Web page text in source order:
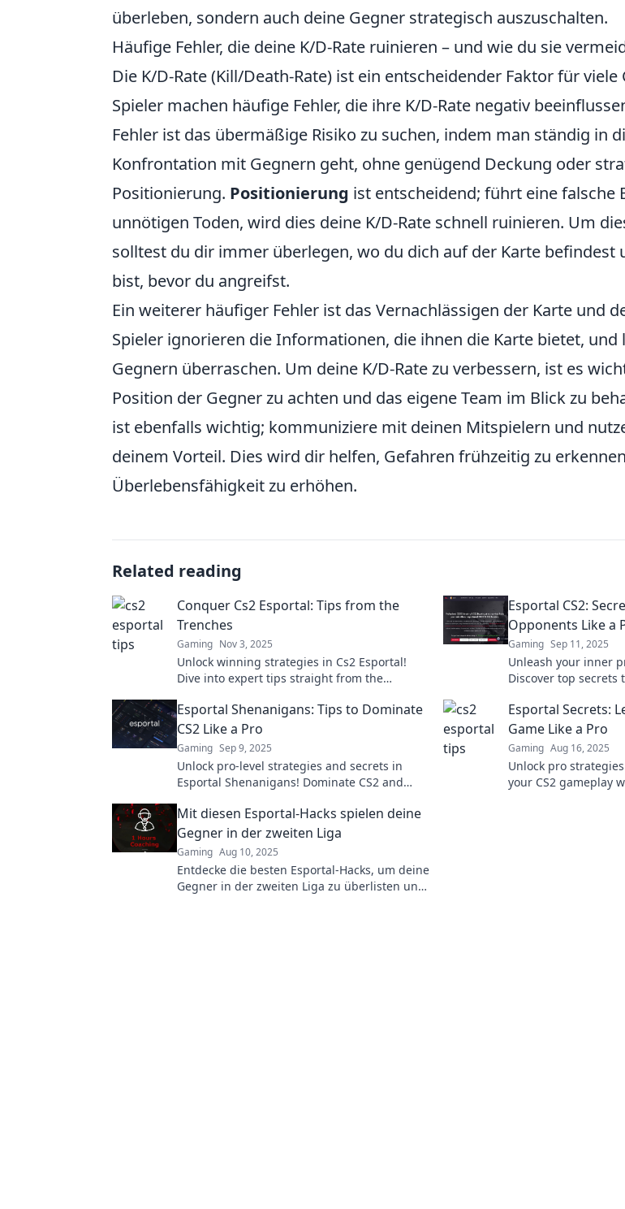
überleben, sondern auch deine Gegner strategisch auszuschalten.
Häufige Fehler, die deine K/D-Rate ruinieren – und wie du sie
Die K/D-Rate (Kill/Death-Rate) ist ein entscheidender Faktor für viele
Spieler machen häufige Fehler, die ihre K/D-Rate negativ
Fehler ist das übermäßige Risiko zu suchen, indem man ständig in
Konfrontation mit Gegnern geht, ohne genügend Deckung oder
Positionierung. Positionierung ist entscheidend; führt eine falsche
unnötigen Toden, wird dies deine K/D-Rate schnell ruinieren. Um
solltest du dir immer überlegen, wo du dich auf der Karte befindest
bist, bevor du angreifst.
Ein weiterer häufiger Fehler ist das Vernachlässigen der Karte und
Spieler ignorieren die Informationen, die ihnen die Karte bietet, und
Gegnern überraschen. Um deine K/D-Rate zu verbessern, ist es
Position der Gegner zu achten und das eigene Team im Blick zu
ist ebenfalls wichtig; kommuniziere mit deinen Mitspielern und
deinem Vorteil. Dies wird dir helfen, Gefahren frühzeitig zu
Überlebensfähigkeit zu erhöhen.
Related reading
Conquer Cs2 Esportal: Tips from the
Trenches
Gaming Nov 3, 2025
Unlock winning strategies in Cs2 Esportal!
Dive into expert tips straight from the
level!
Esportal CS2:
Opponents Like a
Gaming Sep 11, 2025
Unleash your inner
Discover top secrets
Esportal Shenanigans: Tips to Dominate
CS2 Like a Pro
Gaming Sep 9, 2025
Unlock pro-level strategies and secrets in
Esportal Shenanigans! Dominate CS2 and
expert tips.
Esportal Secrets:
Game Like a Pro
Gaming Aug 16, 2025
Unlock pro
your CS2 gameplay
Mit diesen Esportal-Hacks spielen deine
Gegner in der zweiten Liga
Gaming Aug 10, 2025
Entdecke die besten Esportal-Hacks, um deine
Gegner in der zweiten Liga zu überlisten und